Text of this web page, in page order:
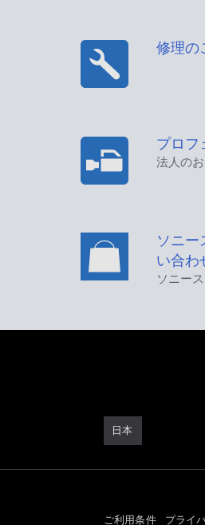
修理の
プロフ
法人の
ソニー
い合わ
ソニー
日本
ご利用条件 プライ